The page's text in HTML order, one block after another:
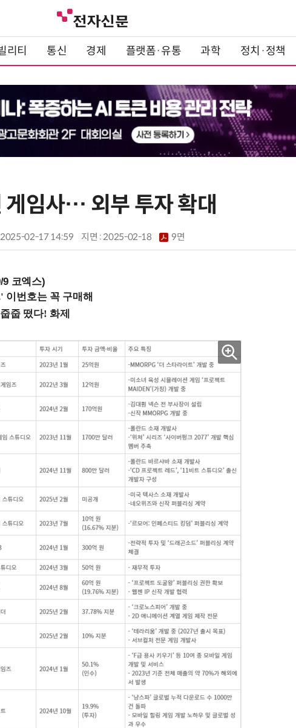
리티 통신 경제 플랫폼·유통 과학 정치·정책
게임사… 외부 투자 확대
2025-02-17 14:59 지면 :2025-02-18 9면
9 코엑스)